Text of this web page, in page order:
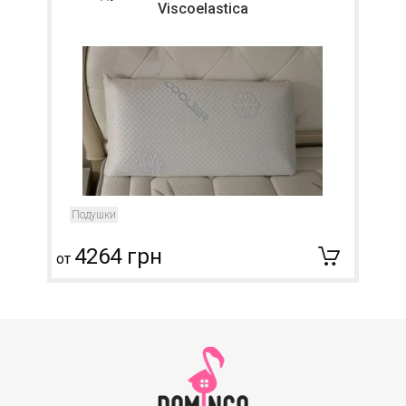
Viscoelastica
Подушки
от 4264 грн